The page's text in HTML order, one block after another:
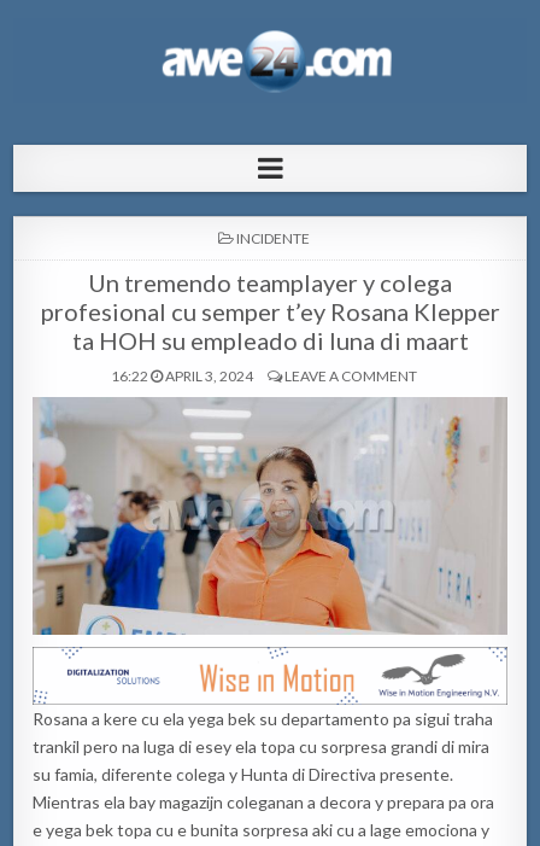
pa Aruba
POSTED
INCIDENTE
Un tremendo teamplayer y colega
profesional cu semper t’ey Rosana Klepper
ta HOH su empleado di luna di maart
16:22 APRIL 3, 2024 LEAVE A COMMENT
Rosana a kere cu ela yega bek su departamento pa sigui traha
trankil pero na luga di esey ela topa cu sorpresa grandi di mira
su famia, diferente colega y Hunta di Directiva presente.
Mientras ela bay magazijn coleganan a decora y prepara pa ora
e yega bek topa cu e bunita sorpresa aki cu a lage emociona y